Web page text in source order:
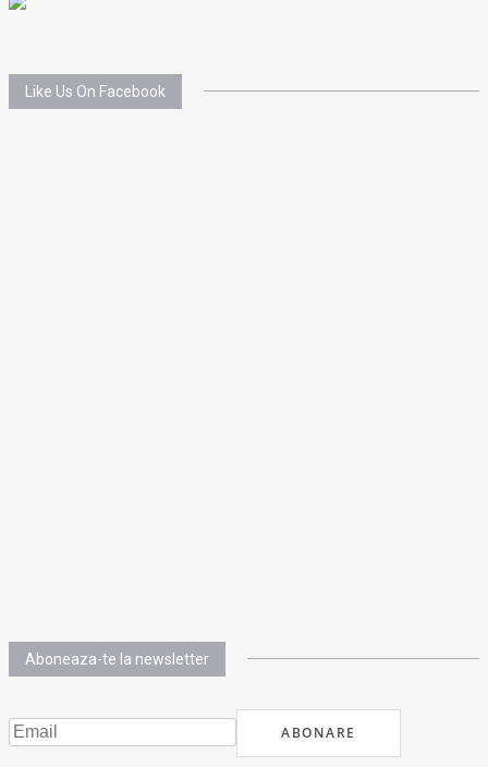
Like Us On Facebook
Aboneaza-te la newsletter